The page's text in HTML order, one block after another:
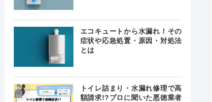
エコキュートから水漏れ！その
症状や応急処置・原因・対処法
とは
トイレ詰まり・水漏れ修理で高
額請求!?プロに聞いた悪徳業者